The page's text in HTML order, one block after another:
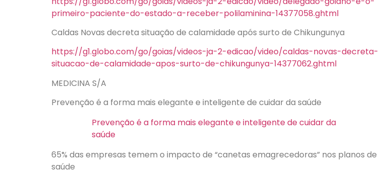
primeiro-paciente-do-estado-a-receber-polilaminina-14377058.ghtml
Caldas Novas decreta situação de calamidade após surto de Chikungunya
https://g1.globo.com/go/goias/videos-ja-2-edicao/video/caldas-novas-decreta-
situacao-de-calamidade-apos-surto-de-chikungunya-14377062.ghtml
MEDICINA S/A
Prevenção é a forma mais elegante e inteligente de cuidar da saúde
Prevenção é a forma mais elegante e inteligente de cuidar da
saúde
65% das empresas temem o impacto de “canetas emagrecedoras” nos planos de
saúde